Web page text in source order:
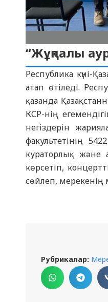
“Жұқпалы
Республика күні-
атап өтіледі.
қазанда
КСР-нің
негіздерін
факультетінің
кураторлық және
көрсетіп,
сөйлеп, мерекенің
Рубрикалар: